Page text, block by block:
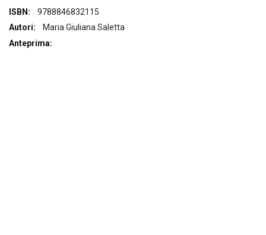
Maggiori
Informazioni
9788846832115
Maria Giuliana Saletta